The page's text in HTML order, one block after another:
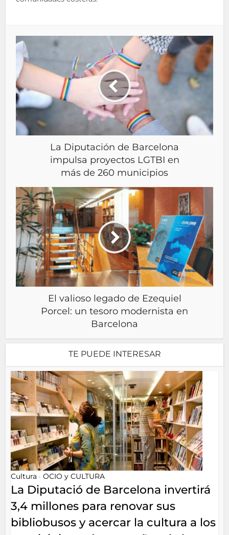
La Diputación de Barcelona
impulsa proyectos LGTBI en
más de 260 municipios
El valioso legado de Ezequiel
Porcel: un tesoro modernista en
Barcelona
TE PUEDE INTERESAR
Cultura • OCIO y CULTURA
La Diputació de Barcelona invertirá
3,4 millones para renovar sus
bibliobusos y acercar la cultura a los